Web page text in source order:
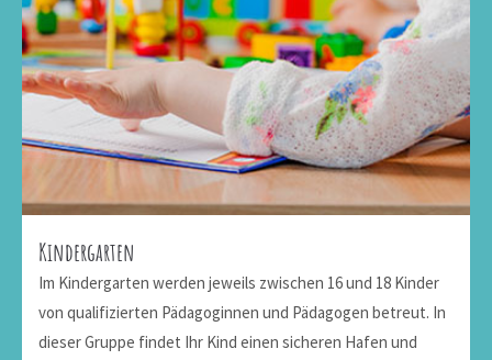
Kindergarten
Im Kindergarten werden jeweils zwischen 16 und 18 Kinder
von qualifizierten Pädagoginnen und Pädagogen betreut. In
dieser Gruppe findet Ihr Kind einen sicheren Hafen und